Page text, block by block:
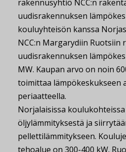
rakennusyhtiö NCC:n
uudisrakennuksen
kouluyhteisön kanssa
NCC:n Margarydiin Ruotsiin
uudisrakennuksen
MW. Kaupan arvo on noin
toimittaa lämpökeskukseen
periaatteella.
Norjalaisissa
öljylämmityksestä ja
pellettilämmitykseen.
tehoalue on 300-400 kW.